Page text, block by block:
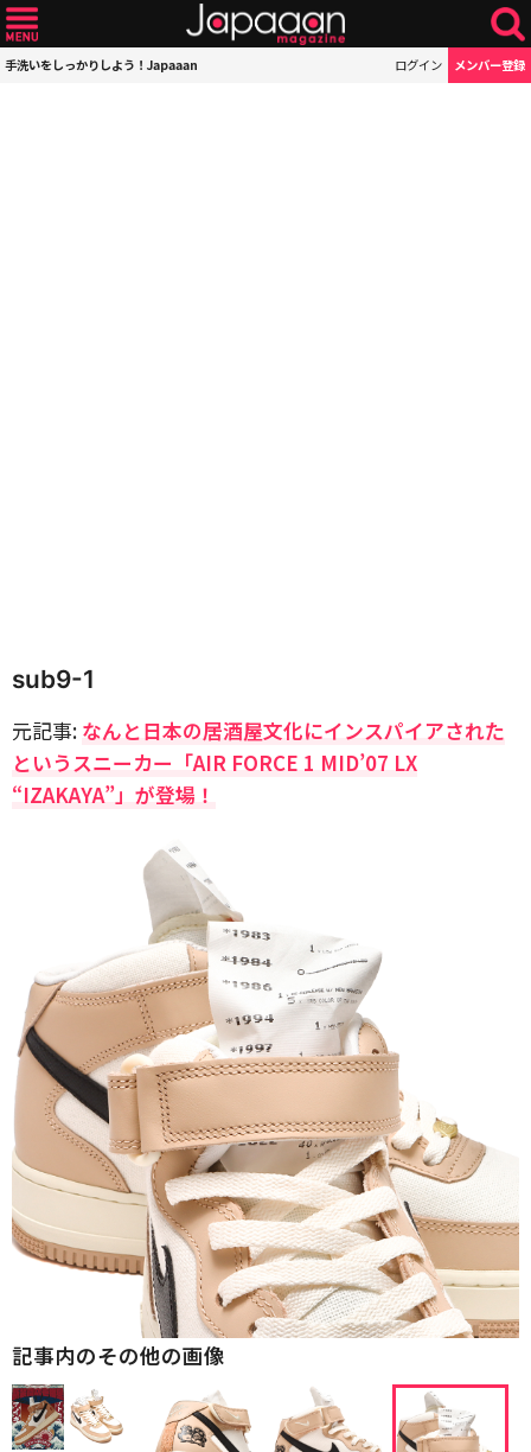
手洗いをしっかりしよう！Japaaan ログイン メンバー登録
sub9-1
元記事: なんと日本の居酒屋文化にインスパイアされた
というスニーカー「AIR FORCE 1 MID’07 LX
“IZAKAYA”」が登場！
記事内のその他の画像